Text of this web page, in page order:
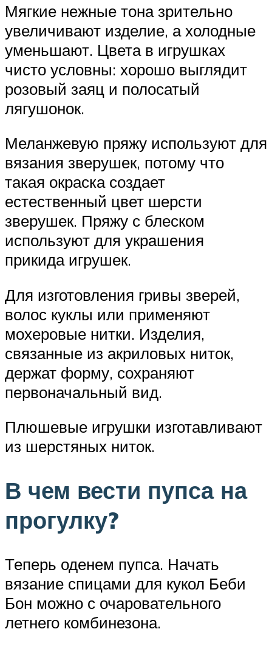
Мягкие нежные тона зрительно
увеличивают изделие, а холодные
уменьшают. Цвета в игрушках
чисто условны: хорошо выглядит
розовый заяц и полосатый
лягушонок.
Меланжевую пряжу используют для
вязания зверушек, потому что
такая окраска создает
естественный цвет шерсти
зверушек. Пряжу с блеском
используют для украшения
прикида игрушек.
Для изготовления гривы зверей,
волос куклы или применяют
мохеровые нитки. Изделия,
связанные из акриловых ниток,
держат форму, сохраняют
первоначальный вид.
Плюшевые игрушки изготавливают
из шерстяных ниток.
В чем вести пупса на
прогулку?
Теперь оденем пупса. Начать
вязание спицами для кукол Беби
Бон можно с очаровательного
летнего комбинезона.